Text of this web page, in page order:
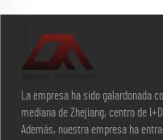
La empresa ha sido galardonada
mediana de Zhejiang, centro de
Además, nuestra empresa ha